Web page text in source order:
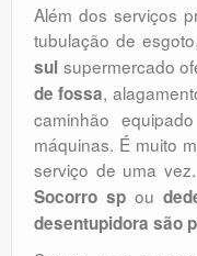
Além dos serviços
tubulação de
sul supermercado
de fossa,
caminhão
máquinas. É muito
serviço de uma
Socorro sp ou
desentupidora são